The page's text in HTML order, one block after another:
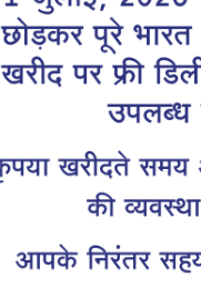
are
and
ridges,